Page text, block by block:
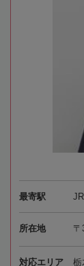
最寄駅
所在地
対応エリア 栃